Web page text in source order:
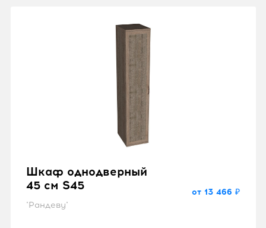
Шкаф однодверный
45 см S45
"Рандеву"
от 13 466 ₽